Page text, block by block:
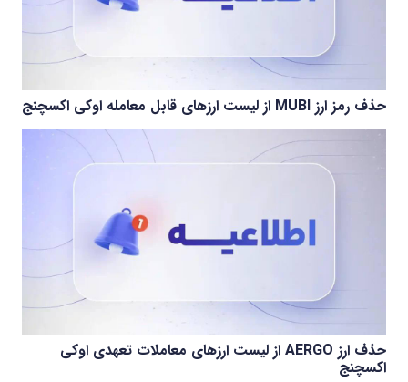
حذف رمز ارز MUBI از لیست ارزهای قابل معامله اوکی اکسچنج
حذف ارز AERGO از لیست ارزهای معاملات تعهدی اوکی
اکسچنج